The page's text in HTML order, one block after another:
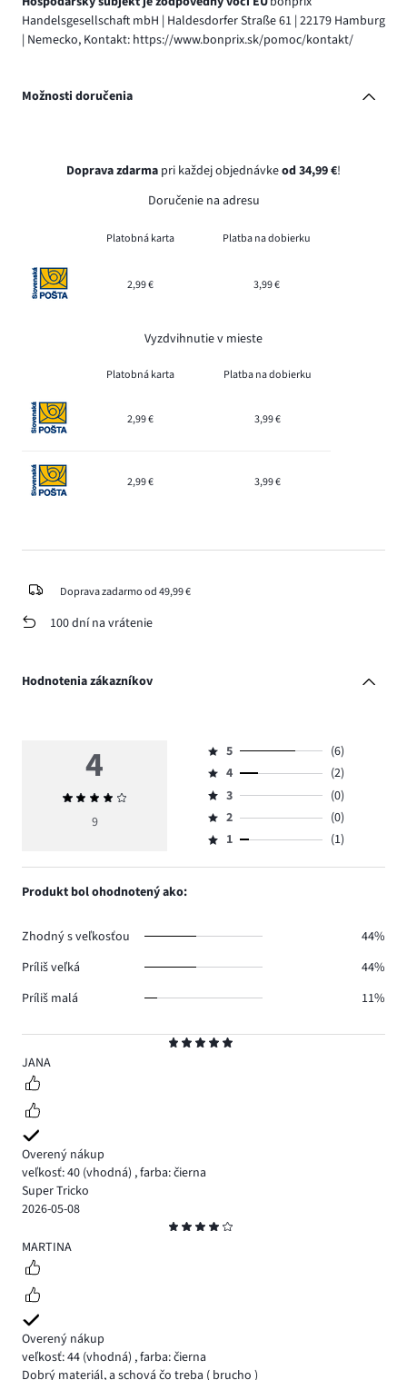
Handelsgesellschaft mbH | Haldesdorfer Straße 61 | 22179 Hamburg
| Nemecko, Kontakt: https://www.bonprix.sk/pomoc/kontakt/
Možnosti doručenia
Doprava zdarma pri každej objednávkeod 34,99 €!
Doručenie na adresu
Platobná karta Platba na dobierku
2,99 € 3,99 €
Vyzdvihnutie v mieste
Platobná karta Platba na dobierku
2,99 € 3,99 €
2,99 € 3,99 €
Doprava zadarmo od 49,99 €
100 dní na vrátenie
Hodnotenia zákazníkov
5
JANA
Overený nákup
veľkosť: 40 (vhodná) ,farba: čierna
Super Tricko
2026-05-08
4
MARTINA
Overený nákup
veľkosť: 44 (vhodná) ,farba: čierna
Dobrý materiál, a schová čo treba ( brucho )
4
Priemerné
hodnotenie
9
Hodnotenie
5,
počet
hlasov
6.
5
(6)
Hodnotenie
4,
počet
hlasov
4
(2)
Hodnotenie
3,
počet
3
(0)
Hodnotenie
2,
2
(0)
Hodnotenie
1,
1 (1)
Produkt bol ohodnotený ako:
Zhodný s veľkosťou
44%
Príliš veľká
44%
Príliš malá
11%